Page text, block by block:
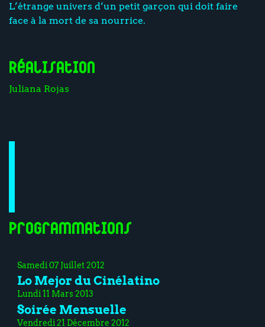
L’étrange univers d’un petit garçon qui doit faire
face à la mort de sa nourrice.
Réalisation
Juliana Rojas
Programmations
Samedi 07 Juillet 2012
Lo Mejor du Cinélatino
Lundi 11 Mars 2013
Soirée Mensuelle
Vendredi 21 Décembre 2012